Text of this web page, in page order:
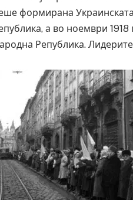
формирана Украинската
а во ноември
Република.